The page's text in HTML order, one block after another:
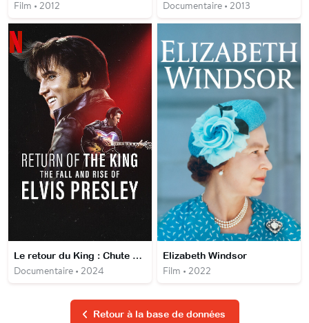
Film • 2012 Documentaire • 2013
Le retour du King : Chute et apogée d'Elvis Presley
Documentaire • 2024
Elizabeth Windsor
Film • 2022
Retour à la base de données